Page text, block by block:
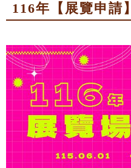
116年【展覽申請】